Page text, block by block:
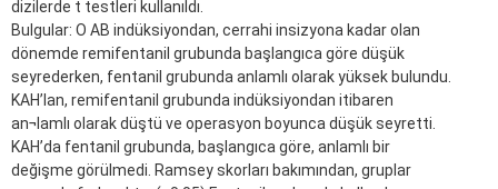
dizilerde t testleri kullanıldı.
Bulgular: O AB indüksiyondan, cerrahi insizyona kadar olan
dönemde remifentanil grubunda başlangıca göre düşük
seyrederken, fentanil grubunda anlamlı olarak yüksek bulundu.
KAH’lan, remifentanil grubunda indüksiyondan itibaren
an¬lamlı olarak düştü ve operasyon boyunca düşük seyretti.
KAH’da fentanil grubunda, başlangıca göre, anlamlı bir
değişme görülmedi. Ramsey skorları bakımından, gruplar